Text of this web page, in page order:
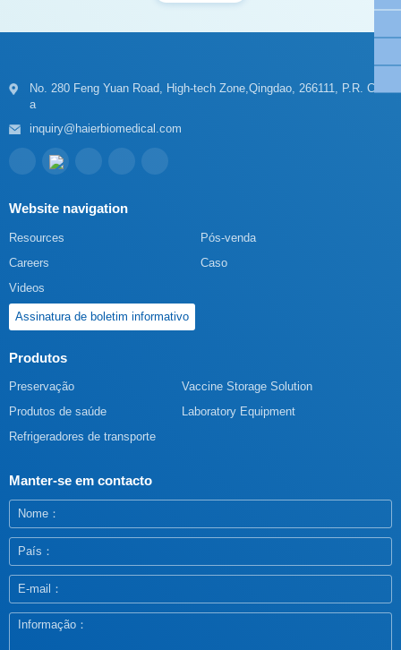
a
inquiry@haierbiomedical.com
Website navigation
Resources
Pós-venda
Careers
Caso
Videos
Assinatura de boletim informativo
Produtos
Preservação
Vaccine Storage Solution
Produtos de saúde
Laboratory Equipment
Refrigeradores de transporte
Manter-se em contacto